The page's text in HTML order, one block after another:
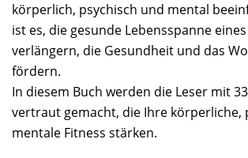
körperlich, psychisch und mental
ist es, die gesunde Lebensspanne
verlängern, die Gesundheit und das
fördern.
In diesem Buch werden die Leser mit
vertraut gemacht, die Ihre körperliche,
mentale Fitness stärken.